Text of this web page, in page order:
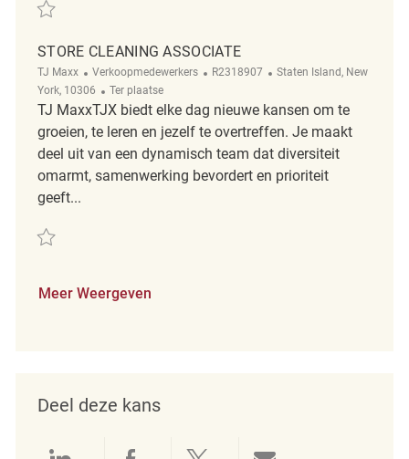
Redden Store Cleaning Associate REQ137853
STORE CLEANING ASSOCIATE
TJ Maxx Categorie
Verkoopmedewerkers ReqId
R2318907 Plaats
Staten Island, New
York, 10306
Afgelegen
Ter plaatse
TJ MaxxTJX biedt elke dag nieuwe kansen om te
groeien, te leren en jezelf te overtreffen. Je maakt
deel uit van een dynamisch team dat diversiteit
omarmt, samenwerking bevordert en prioriteit
geeft...
Redden Store Cleaning Associate R2318907
Meer Weergeven
Deel deze kans